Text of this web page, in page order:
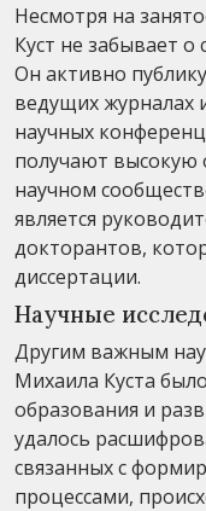
Несмотря на
Куст не забывает о
Он активно
ведущих журналах
научных
получают высокую
научном
является
докторантов,
диссертации.
Научные
Другим важным
Михаила Куста
образования и
удалось
связанных с
процессами,